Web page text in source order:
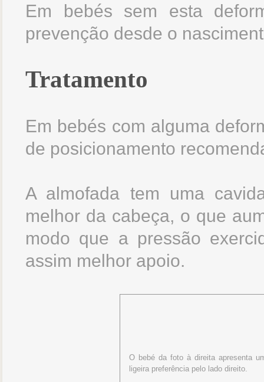
Em bebés sem esta
prevenção desde o
Tratamento
Em bebés com alguma
de posicionamento
A almofada tem uma
melhor da cabeça, o que
modo que a pressão
assim melhor apoio.
O bebé da foto à direita apresenta
ligeira preferência pelo lado direito.